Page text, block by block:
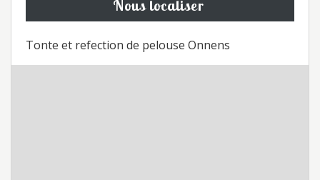
Nous localiser
Tonte et refection de pelouse Onnens